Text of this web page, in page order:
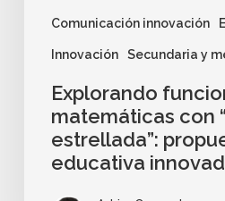
Comunicación innovación
Innovación Secundaria y
Explorando
matemáticas con
estrellada”:
educativa